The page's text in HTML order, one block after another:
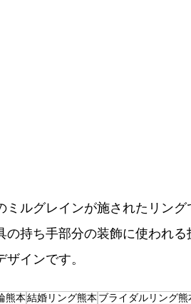
ルグレインが施されたリング
持ち手部分の装飾に使われる
インです。
熊本結婚リング熊本 ブライダルリング熊